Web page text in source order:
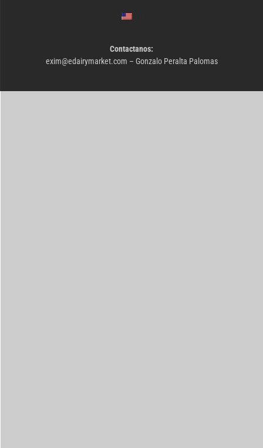
Contactanos:
exim@edairymarket.com – Gonzalo Peralta Palomas